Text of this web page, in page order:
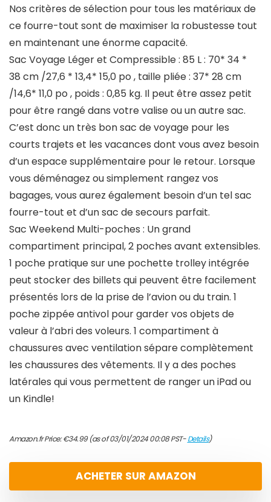
Nos critères de sélection pour tous les matériaux de
ce fourre-tout sont de maximiser la robustesse tout
en maintenant une énorme capacité.
Sac Voyage Léger et Compressible : 85 L : 70* 34 *
38 cm /27,6 * 13,4* 15,0 po , taille pliée : 37* 28 cm
/14,6* 11,0 po , poids : 0,85 kg. Il peut être assez petit
pour être rangé dans votre valise ou un autre sac.
C’est donc un très bon sac de voyage pour les
courts trajets et les vacances dont vous avez besoin
d’un espace supplémentaire pour le retour. Lorsque
vous déménagez ou simplement rangez vos
bagages, vous aurez également besoin d’un tel sac
fourre-tout et d’un sac de secours parfait.
Sac Weekend Multi-poches : Un grand
compartiment principal, 2 poches avant extensibles.
1 poche pratique sur une pochette trolley intégrée
peut stocker des billets qui peuvent être facilement
présentés lors de la prise de l’avion ou du train. 1
poche zippée antivol pour garder vos objets de
valeur à l’abri des voleurs. 1 compartiment à
chaussures avec ventilation sépare complètement
les chaussures des vêtements. Il y a des poches
latérales qui vous permettent de ranger un iPad ou
un Kindle!
Amazon.fr Price:€34.99(as of 03/01/2024 00:08 PST-Details)
ACHETER SUR AMAZON